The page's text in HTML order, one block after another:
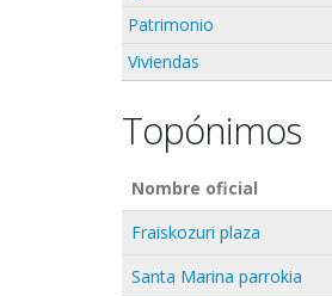
Patrimonio
Viviendas
Topónimos
Nombre oficial
Fraiskozuri plaza
Santa Marina parrokia